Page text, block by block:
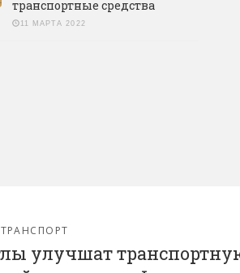
транспортные средства
11 МАРТА 2022
улучшат